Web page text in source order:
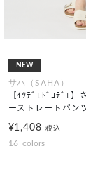
NEW
サハ（SAHA）
【ｲﾂﾃﾞﾓﾄﾞｺﾃﾞﾓ】
ーストレートパン
¥1,408税込
16 colors